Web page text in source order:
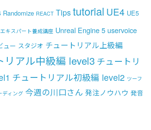
Randomize REACT Tipstutorial UE4 UE5
キスパート養成講座 Unreal Engine 5 uservoice
ュー スタジオ チュートリアル上級編
リアル中級編 level3 チュートリ
チュートリアル初級編 level2 ツーフ
ディング 今週の川口さん 発注ノウハウ 発音